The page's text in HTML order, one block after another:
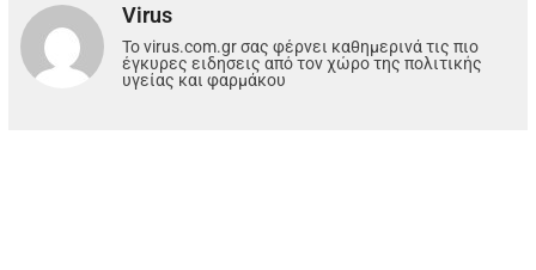
Virus
Το virus.com.gr σας φέρνει καθημερινά τις πιο
έγκυρες ειδησεις από τον χώρο της πολιτικής
υγείας και φαρμάκου